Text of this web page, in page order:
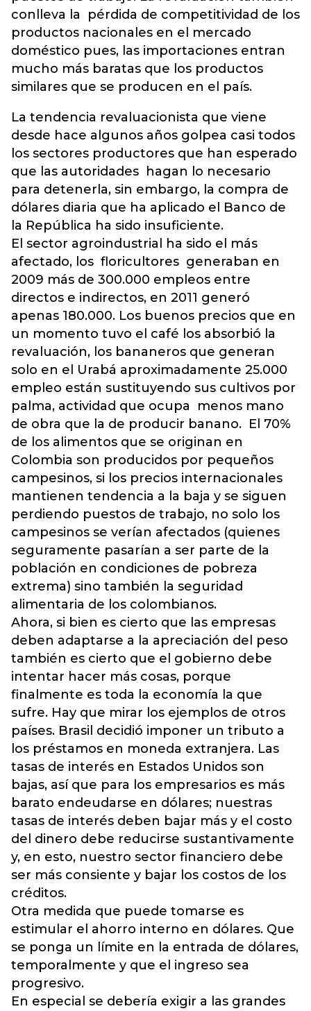
conlleva la pérdida de competitividad de los
productos nacionales en el mercado
doméstico pues, las importaciones entran
mucho más baratas que los productos
similares que se producen en el país.
La tendencia revaluacionista que viene
desde hace algunos años golpea casi todos
los sectores productores que han esperado
que las autoridades hagan lo necesario
para detenerla, sin embargo, la compra de
dólares diaria que ha aplicado el Banco de
la República ha sido insuficiente.
El sector agroindustrial ha sido el más
afectado, los floricultores generaban en
2009 más de 300.000 empleos entre
directos e indirectos, en 2011 generó
apenas 180.000. Los buenos precios que en
un momento tuvo el café los absorbió la
revaluación, los bananeros que generan
solo en el Urabá aproximadamente 25.000
empleo están sustituyendo sus cultivos por
palma, actividad que ocupa menos mano
de obra que la de producir banano. El 70%
de los alimentos que se originan en
Colombia son producidos por pequeños
campesinos, si los precios internacionales
mantienen tendencia a la baja y se siguen
perdiendo puestos de trabajo, no solo los
campesinos se verían afectados (quienes
seguramente pasarían a ser parte de la
población en condiciones de pobreza
extrema) sino también la seguridad
alimentaria de los colombianos.
Ahora, si bien es cierto que las empresas
deben adaptarse a la apreciación del peso
también es cierto que el gobierno debe
intentar hacer más cosas, porque
finalmente es toda la economía la que
sufre. Hay que mirar los ejemplos de otros
países. Brasil decidió imponer un tributo a
los préstamos en moneda extranjera. Las
tasas de interés en Estados Unidos son
bajas, así que para los empresarios es más
barato endeudarse en dólares; nuestras
tasas de interés deben bajar más y el costo
del dinero debe reducirse sustantivamente
y, en esto, nuestro sector financiero debe
ser más consiente y bajar los costos de los
créditos.
Otra medida que puede tomarse es
estimular el ahorro interno en dólares. Que
se ponga un límite en la entrada de dólares,
temporalmente y que el ingreso sea
progresivo.
En especial se debería exigir a las grandes